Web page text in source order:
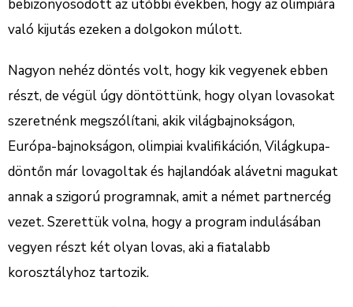
bebizonyosodott az utóbbi években, hogy az olimpiára
való kijutás ezeken a dolgokon múlott.
Nagyon nehéz döntés volt, hogy kik vegyenek ebben
részt, de végül úgy döntöttünk, hogy olyan lovasokat
szeretnénk megszólítani, akik világbajnokságon,
Európa-bajnokságon, olimpiai kvalifikáción, Világkupa-
döntőn már lovagoltak és hajlandóak alávetni magukat
annak a szigorú programnak, amit a német partnercég
vezet. Szerettük volna, hogy a program indulásában
vegyen részt két olyan lovas, aki a fiatalabb
korosztályhoz tartozik.